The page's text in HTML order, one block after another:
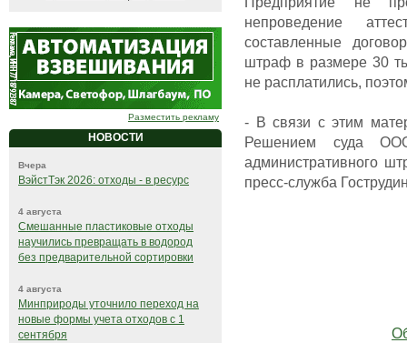
Разместить рекламу
НОВОСТИ
Вчера
ВэйстТэк 2026: отходы - в ресурс
4 августа
Смешанные пластиковые отходы
научились превращать в водород
без предварительной сортировки
4 августа
Минприроды уточнило переход на
новые формы учета отходов с 1
сентября
непроведение
составленные
штраф в размере 30
не расплатились,
- В связи с этим
Решением суда
административного
пресс-служба